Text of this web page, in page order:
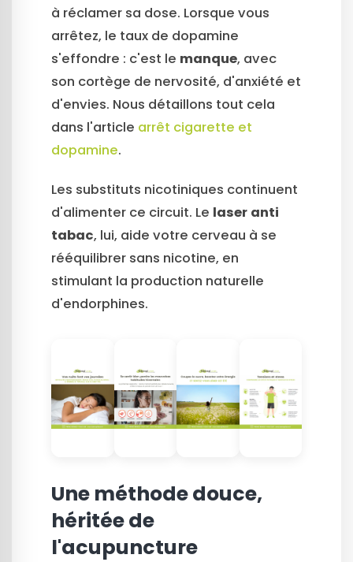
à réclamer sa dose. Lorsque vous
arrêtez, le taux de dopamine
s'effondre : c'est le manque, avec
son cortège de nervosité, d'anxiété et
d'envies. Nous détaillons tout cela
dans l'article arrêt cigarette et
dopamine.
Les substituts nicotiniques continuent
d'alimenter ce circuit. Le laser anti
tabac, lui, aide votre cerveau à se
rééquilibrer sans nicotine, en
stimulant la production naturelle
d'endorphines.
Une méthode douce,
héritée de
l'acupuncture